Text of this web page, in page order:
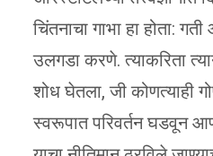
चिंतनाचा गाभा हा होता:
उलगडा करणे. त्याकरिता
शोध घेतला, जी कोणत्याही
स्वरूपात परिवर्तन घडवून